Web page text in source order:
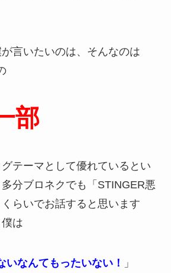
言いたいのは、そんなのは
部
テーマとして優れているとい
分ブロネクでも「STINGER悪
らいでお話すると思います
は
いなんてもったいない！ 」